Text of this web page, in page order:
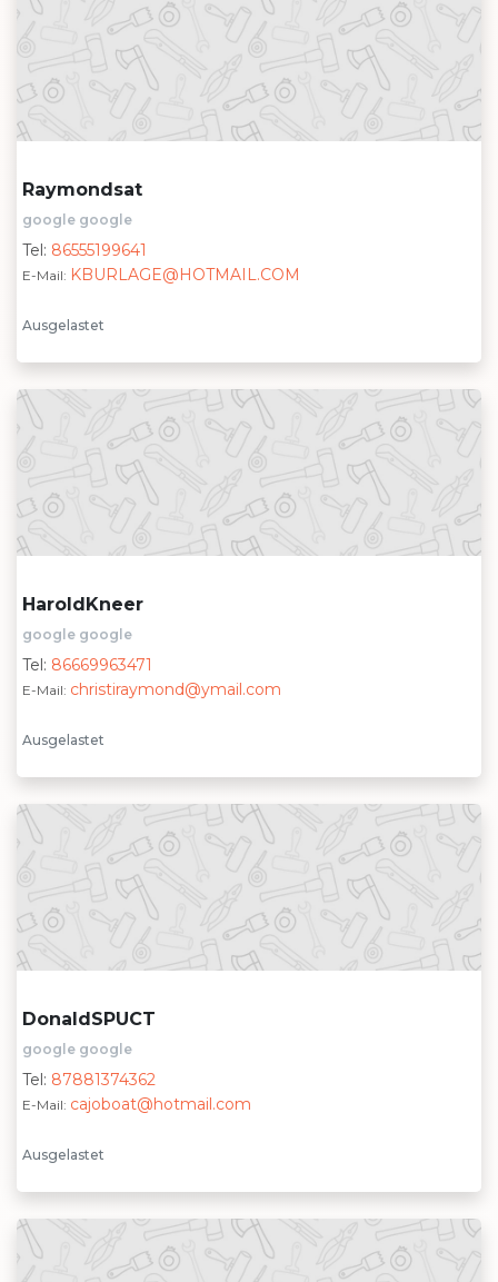
Raymondsat
google google
Tel: 86555199641
E-Mail: KBURLAGE@HOTMAIL.COM
Ausgelastet
HaroldKneer
google google
Tel: 86669963471
E-Mail: christiraymond@ymail.com
Ausgelastet
DonaldSPUCT
google google
Tel: 87881374362
E-Mail: cajoboat@hotmail.com
Ausgelastet